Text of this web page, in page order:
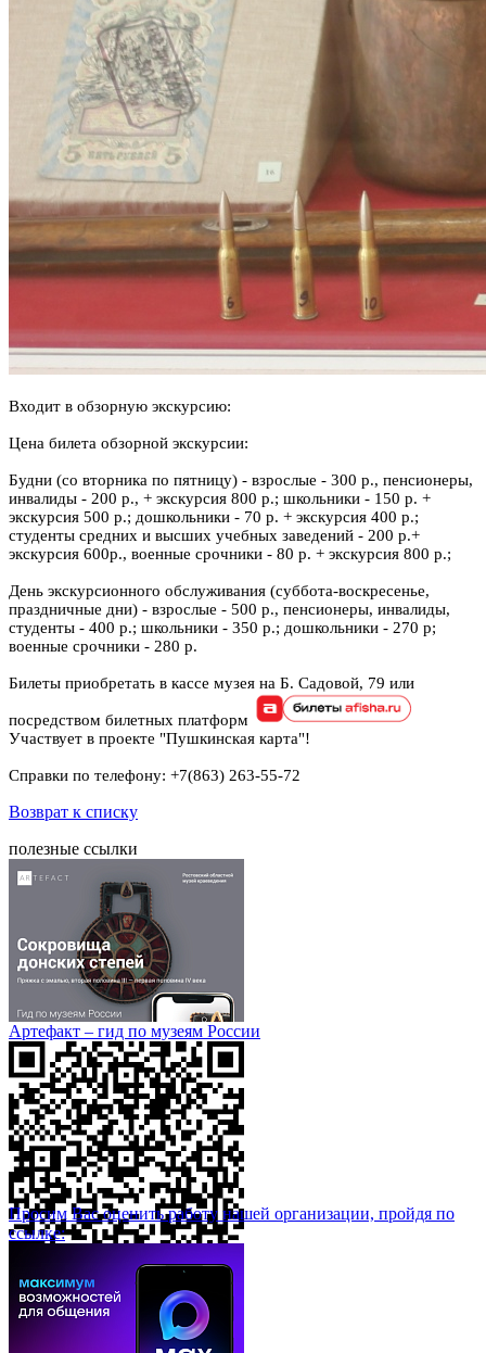
Входит в обзорную экскурсию:
Цена билета обзорной экскурсии:
Будни (со вторника по пятницу) - взрослые - 300 р., пенсионеры,
инвалиды - 200 р., + экскурсия 800 р.; школьники - 150 р. +
экскурсия 500 р.; дошкольники - 70 р. + экскурсия 400 р.;
студенты средних и высших учебных заведений - 200 р.+
экскурсия 600р., военные срочники - 80 р. + экскурсия 800 р.;
День экскурсионного обслуживания (суббота-воскресенье,
праздничные дни) - взрослые - 500 р., пенсионеры, инвалиды,
студенты - 400 р.; школьники - 350 р.; дошкольники - 270 р;
военные срочники - 280 р.
Билеты приобретать в кассе музея на Б. Садовой, 79 или
посредством билетных платформ
Участвует в проекте "Пушкинская карта"!
Справки по телефону: +7(863) 263-55-72
Возврат к списку
полезные ссылки
Артефакт – гид по музеям России
Просим Вас оценить работу нашей организации, пройдя по
ссылке: